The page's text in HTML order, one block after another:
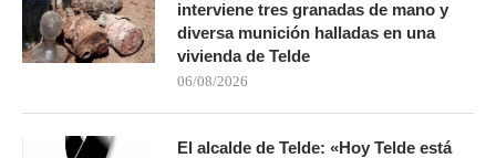
interviene tres granadas de mano y
diversa munición halladas en una
vivienda de Telde
06/08/2026
El alcalde de Telde: «Hoy Telde está